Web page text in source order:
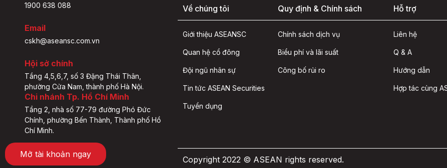
1900 638 088
Email
cskh@aseansc.com.vn
Hội sở chính
Tầng 4,5,6,7, số 3 Đặng Thái Thân,
phường Cửa Nam, thành phố Hà Nội.
Chi nhánh Tp. Hồ Chí Minh
Tầng 2, nhà số 77-79 đường Phó Đức
Chính, phường Bến Thành, Thành phố Hồ
Chí Minh.
Về chúng tôi
Giới thiệu ASEANSC
Quan hệ cổ đông
Đội ngũ nhân sự
Tin tức ASEAN Securities
Tuyển dụng
Quy định & Chính sách
Chính sách dịch vụ
Biểu phí và lãi suất
Công bố rủi ro
Hỗ trợ
Liên hệ
Q & A
Hướng dẫn
Hợp tác cùng
Copyright 2022 © ASEAN rights reserved.
Mở tài khoản ngay